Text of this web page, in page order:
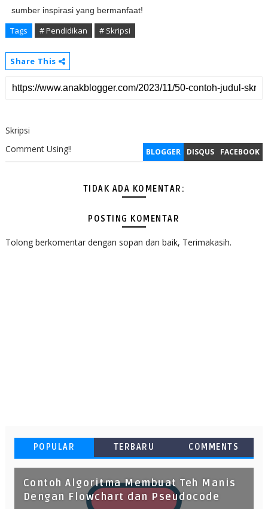
sumber inspirasi yang bermanfaat!
Tags # Pendidikan # Skripsi
Share This
Skripsi
BLOGGER DISQUS FACEBOOK
Comment Using!!
TIDAK ADA KOMENTAR:
POSTING KOMENTAR
Tolong berkomentar dengan sopan dan baik, Terimakasih.
POPULAR TERBARU COMMENTS
Contoh Algoritma Membuat Teh Manis
Dengan Flowchart dan Pseudocode